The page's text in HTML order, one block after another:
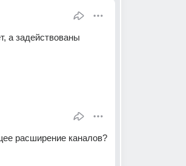
а задействованы
расширение каналов?